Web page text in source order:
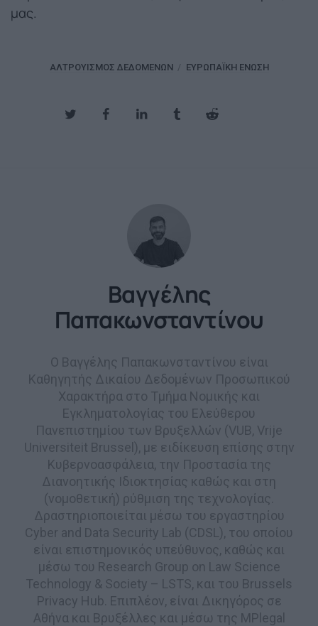
μας.
ΑΛΤΡΟΥΙΣΜΌΣ ΔΕΔΟΜΈΝΩΝ ΕΥΡΩΠΑΪΚΉ ΈΝΩΣΗ
Βαγγέλης
Παπακωνσταντίνου
Ο Βαγγέλης Παπακωνσταντίνου είναι
Καθηγητής Δικαίου Δεδομένων Προσωπικού
Χαρακτήρα στο Τμήμα Νομικής και
Εγκληματολογίας του Ελεύθερου
Πανεπιστημίου των Βρυξελλών (VUB, Vrije
Universiteit Brussel), με ειδίκευση επίσης στην
Κυβερνοασφάλεια, την Προστασία της
Διανοητικής Ιδιοκτησίας καθώς και στη
(νομοθετική) ρύθμιση της τεχνολογίας.
Δραστηριοποιείται μέσω του εργαστηρίου
Cyber and Data Security Lab (CDSL), του οποίου
είναι επιστημονικός υπεύθυνος, καθώς και
μέσω του Research Group on Law Science
Technology & Society – LSTS, και του Brussels
Privacy Hub. Επιπλέον, είναι Δικηγόρος σε
Αθήνα και Βρυξέλλες και μέσω της MPlegal